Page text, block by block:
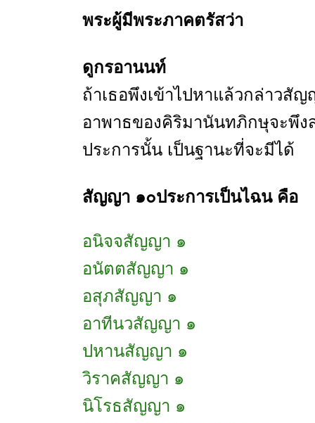
พระผู้มีพระภาคตรัสว่า
ดูกรอานนท์
ถ้าเธอพึงเข้าไปหาแล้วกล่าวสั
อาพาธของคิริมานันทภิกษุจะพึ
ประการนั้น เป็นฐานะที่จะมีได้
สัญญา ๑๐ประการเป็นไฉน คือ
อนิจจสัญญา ๑
อนัตตสัญญา ๑
อสุภสัญญา ๑
อาทีนวสัญญา ๑
ปหานสัญญา ๑
วิราคสัญญา ๑
นิโรธสัญญา ๑